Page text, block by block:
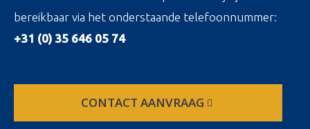
bereikbaar via het onderstaande telefoonnummer:
+31 (0) 35 646 05 74
CONTACT AANVRAAG